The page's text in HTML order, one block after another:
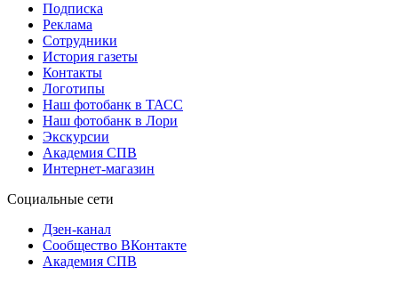
Подписка
Реклама
Сотрудники
История газеты
Контакты
Логотипы
Наш фотобанк в ТАСС
Наш фотобанк в Лори
Экскурсии
Академия СПВ
Интернет-магазин
Социальные сети
Дзен-канал
Сообщество ВКонтакте
Академия СПВ